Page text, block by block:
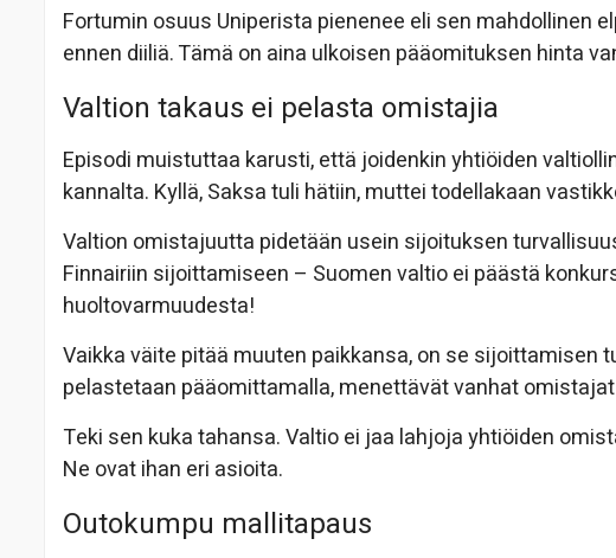
Fortumin osuus Uniperista pienenee eli sen mahdollinen
ennen diiliä. Tämä on aina ulkoisen pääomituksen hinta
Valtion takaus ei pelasta omistajia
Episodi muistuttaa karusti, että joidenkin yhtiöiden
kannalta. Kyllä, Saksa tuli hätiin, muttei todellakaan
Valtion omistajuutta pidetään usein sijoituksen
Finnairiin sijoittamiseen – Suomen valtio ei päästä
huoltovarmuudesta!
Vaikka väite pitää muuten paikkansa, on se sijoittamisen
pelastetaan pääomittamalla, menettävät vanhat
Teki sen kuka tahansa. Valtio ei jaa lahjoja yhtiöiden
Ne ovat ihan eri asioita.
Outokumpu mallitapaus